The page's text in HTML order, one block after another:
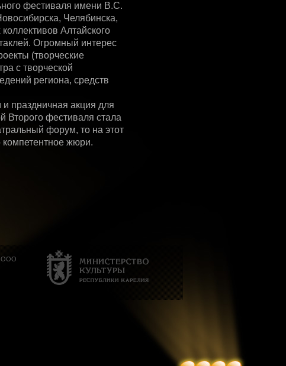
фестиваля имени B.C.
Челябинска,
Алтайского
Огромный интерес
(творческие
с творческой
региона, средств
праздничная акция для
Второго фестиваля стала
форум, то на этот
компетентное жюри.
ООО